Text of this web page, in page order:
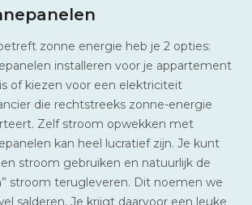
zonne energie heb je 2 opties:
installeren voor je appartement
of kiezen voor een elektriciteit
die rechtstreeks zonne-energie
Zelf stroom opwekken met
kan heel lucratief zijn. Je kunt
stroom gebruiken en natuurlijk de
stroom terugleveren. Dit noemen we
salderen. Je krijgt daarvoor een leuke